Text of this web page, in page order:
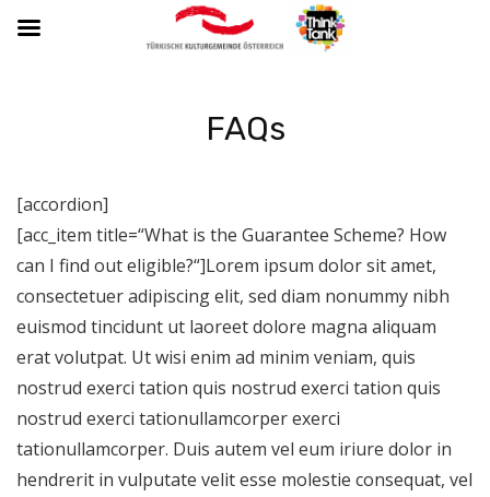
FAQs
[accordion]
[acc_item title=“What is the Guarantee Scheme? How
can I find out eligible?“]Lorem ipsum dolor sit amet,
consectetuer adipiscing elit, sed diam nonummy nibh
euismod tincidunt ut laoreet dolore magna aliquam
erat volutpat. Ut wisi enim ad minim veniam, quis
nostrud exerci tation quis nostrud exerci tation quis
nostrud exerci tationullamcorper exerci
tationullamcorper. Duis autem vel eum iriure dolor in
hendrerit in vulputate velit esse molestie consequat, vel